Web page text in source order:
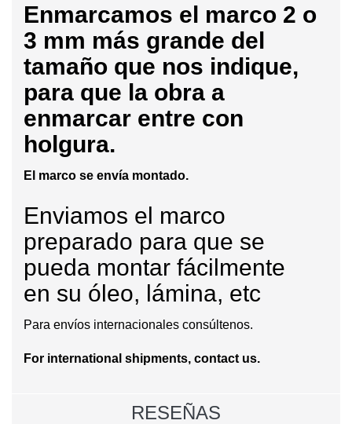
Enmarcamos el marco 2 o
3 mm más grande del
tamaño que nos indique,
para que la obra a
enmarcar entre con
holgura.
El marco se envía montado.
Enviamos el marco
preparado para que se
pueda montar fácilmente
en su óleo, lámina, etc
Para envíos internacionales consúltenos.
For international shipments, contact us.
RESEÑAS